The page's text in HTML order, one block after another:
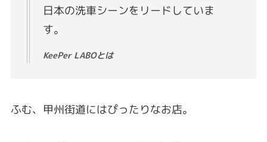
日本の洗車シーンをリードしていま
す。
KeePer LABOとは
ふむ、甲州街道にはぴったりなお店。